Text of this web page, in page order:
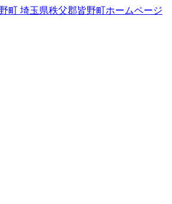
町 埼玉県秩父郡皆野町ホームページ